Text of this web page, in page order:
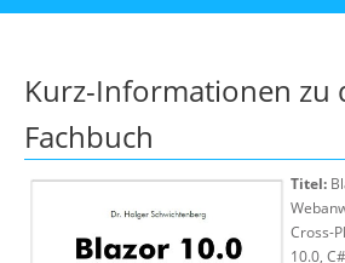
Kurz-Informationen zu
Fachbuch
Titel:
Cross-
10.0,